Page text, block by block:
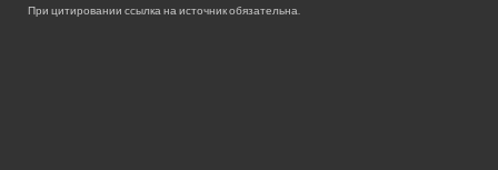
При цитировании ссылка на источник обязательна.